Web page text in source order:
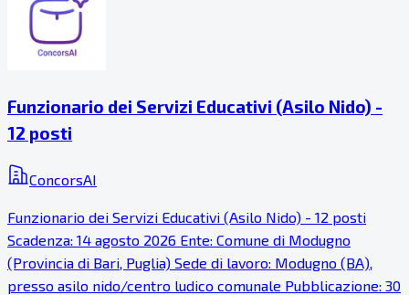
Funzionario dei Servizi Educativi (Asilo Nido) -
12 posti
ConcorsAI
Funzionario dei Servizi Educativi (Asilo Nido) - 12 posti
Scadenza: 14 agosto 2026 Ente: Comune di Modugno
(Provincia di Bari, Puglia) Sede di lavoro: Modugno (BA),
presso asilo nido/centro ludico comunale Pubblicazione: 30